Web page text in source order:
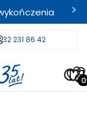
doradztwo
32 231 86 42